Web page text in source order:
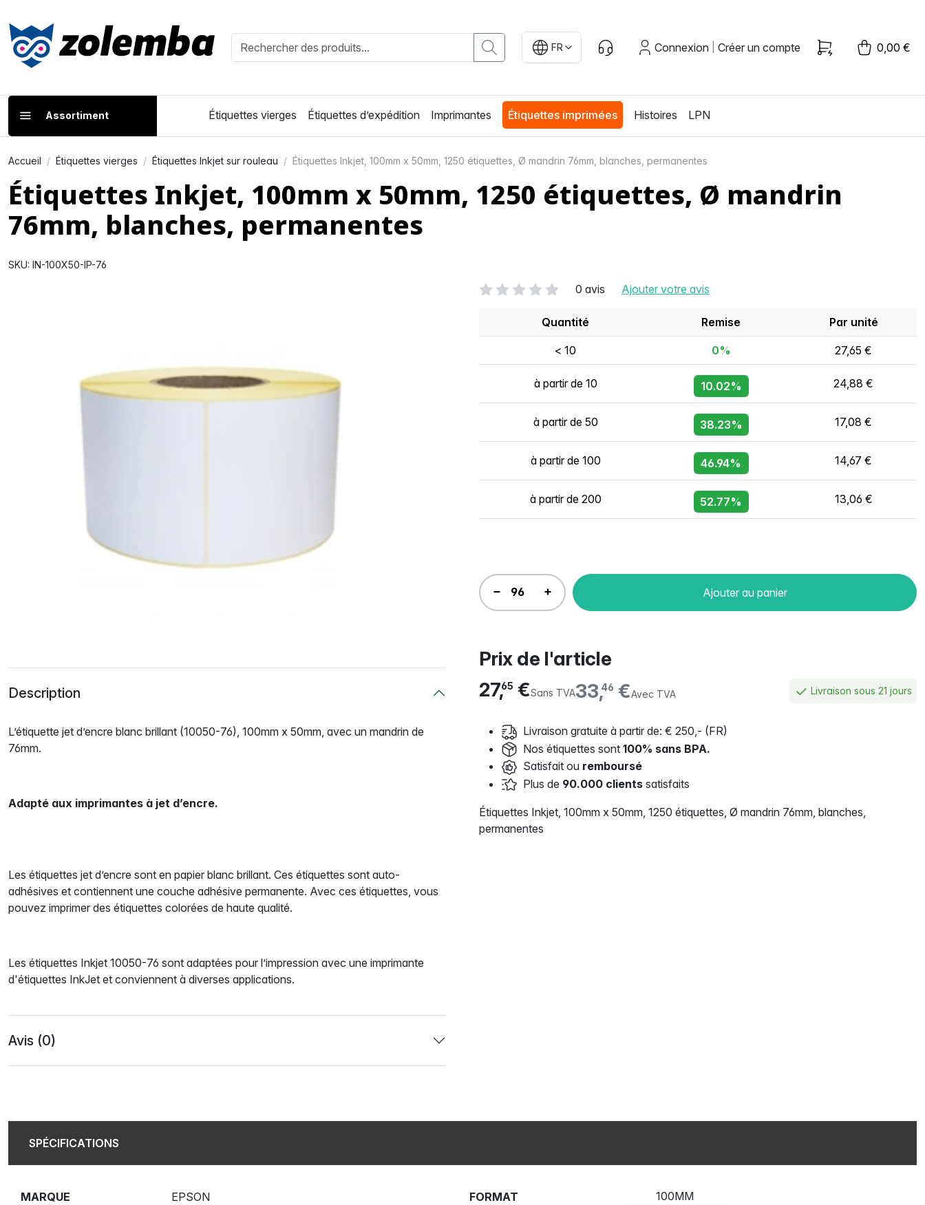
FR Connexion Créer un compte 0,00 €
Assortiment Étiquettes vierges Étiquettes d’expédition Imprimantes Étiquettes imprimées Histoires LPN
Accueil Étiquettes vierges Étiquettes Inkjet sur rouleau Étiquettes Inkjet, 100mm x 50mm, 1250 étiquettes, Ø mandrin 76mm, blanches, permanentes
Étiquettes Inkjet, 100mm x 50mm, 1250 étiquettes, Ø mandrin
76mm, blanches, permanentes
SKU: IN-100X50-IP-76
0 avis Ajouter votre avis
Quantité Remise Par unité
< 10 0% 27,65 €
à partir de 10 10.02% 24,88 €
à partir de 50 38.23% 17,08 €
à partir de 100 46.94% 14,67 €
à partir de 200 52.77% 13,06 €
Ajouter au panier
Prix de l'article
33,46 €Avec TVA
27,65 €Sans TVA Livraison sous 21 jours
Livraison gratuite à partir de: € 250,- (FR)
Nos étiquettes sont 100% sans BPA.
Satisfait ou remboursé
Plus de 90.000 clients satisfaits
Étiquettes Inkjet, 100mm x 50mm, 1250 étiquettes, Ø mandrin 76mm, blanches,
permanentes
Description
L’étiquette jet d’encre blanc brillant (10050-76), 100mm x 50mm, avec un mandrin de
76mm.
Adapté aux imprimantes à jet d’encre.
Les étiquettes jet d’encre sont en papier blanc brillant. Ces étiquettes sont auto-
adhésives et contiennent une couche adhésive permanente. Avec ces étiquettes, vous
pouvez imprimer des étiquettes colorées de haute qualité.
Les étiquettes Inkjet 10050-76 sont adaptées pour l’impression avec une imprimante
d'étiquettes InkJet et conviennent à diverses applications.
Avis (0)
SPÉCIFICATIONS
MARQUE
EPSON
FORMAT 100MM